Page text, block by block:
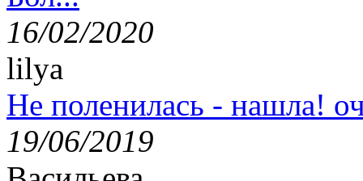
16/02/2020
lilya
Не поленилась - нашла!
19/06/2019